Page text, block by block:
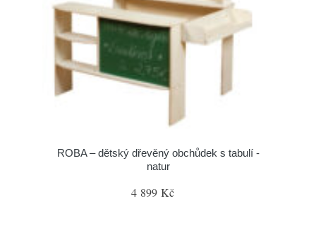
ROBA – dětský dřevěný obchůdek s tabulí -
natur
4 899 Kč